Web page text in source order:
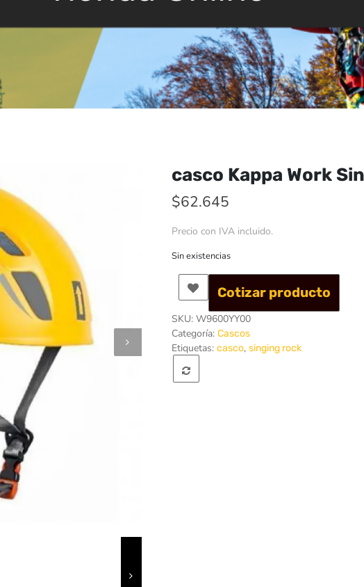
casco Kappa Work
$62.645
Precio con IVA incluido.
Sin existencias
Cotizar producto
SKU: W9600YY00
Categoría: Cascos
Etiquetas: casco, singing rock